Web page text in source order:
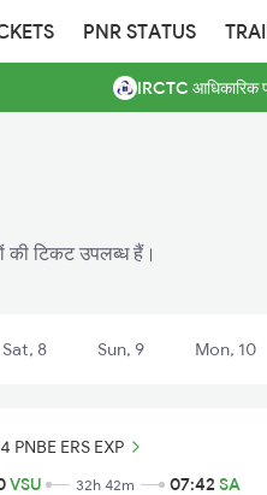
PNR STATUS
IRCTC आधिकारिक
की टिकट उपलब्ध हैं।
Sat, 8 Sun, 9 Mon, 10
PNBE ERS EXP
VSU 32h 42m 07:42 SA